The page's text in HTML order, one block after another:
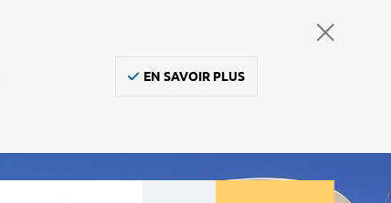
EN SAVOIR PLUS